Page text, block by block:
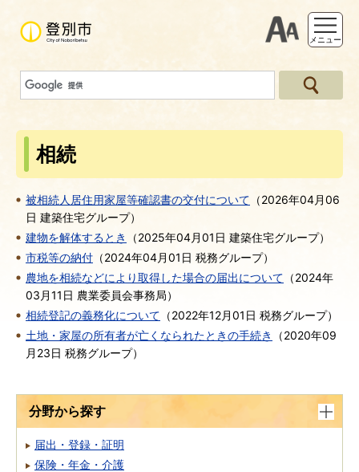
支援ツー
メニュー
相続
被相続人居住用家屋等確認書の交付について （2026年04月06
日 建築住宅グループ）
建物を解体するとき
（2025年04月01日 建築住宅グループ）
市税等の納付 （2024年04月01日 税務グループ）
農地を相続などにより取得した場合の届出について （2024年
03月11日 農業委員会事務局）
相続登記の義務化について （2022年12月01日 税務グループ）
土地・家屋の所有者が亡くなられたときの手続き
（2020年09
月23日 税務グループ）
分野から探す
届出・登録・証明
保険・年金・介護